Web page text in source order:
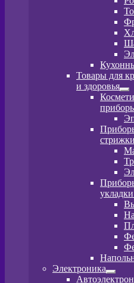
Товары для
и здоровья
Электроника